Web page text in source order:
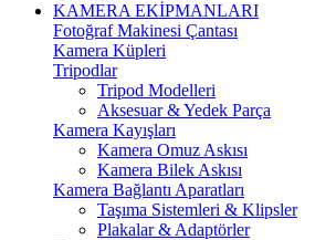
KAMERA EKİPMANLARI
Fotoğraf Makinesi Çantası
Kamera Küpleri
Tripodlar
Tripod Modelleri
Aksesuar & Yedek Parça
Kamera Kayışları
Kamera Omuz Askısı
Kamera Bilek Askısı
Kamera Bağlantı Aparatları
Taşıma Sistemleri & Klipsler
Plakalar & Adaptörler